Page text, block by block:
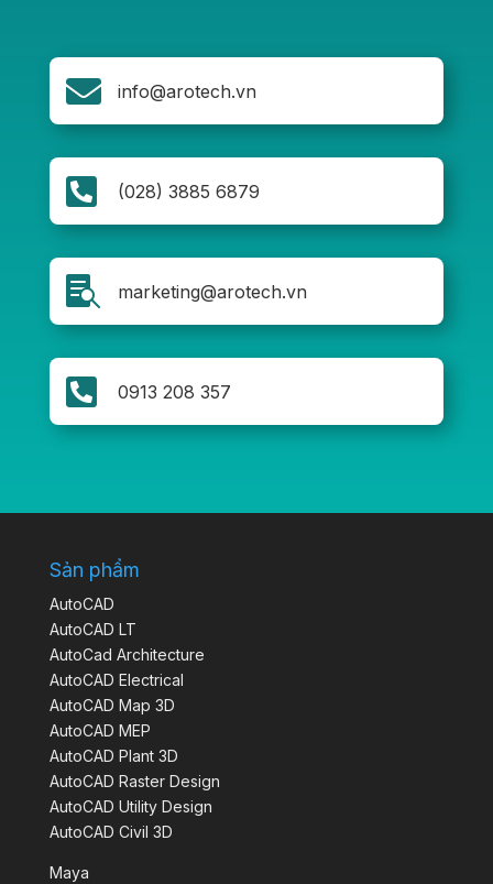
 info@arotech.vn
 (028) 3885 6879
 marketing@arotech.vn
 0913 208 357
Sản phẩm
AutoCAD
AutoCAD LT
AutoCad Architecture
AutoCAD Electrical
AutoCAD Map 3D
AutoCAD MEP
AutoCAD Plant 3D
AutoCAD Raster Design
AutoCAD Utility Design
AutoCAD Civil 3D
Maya